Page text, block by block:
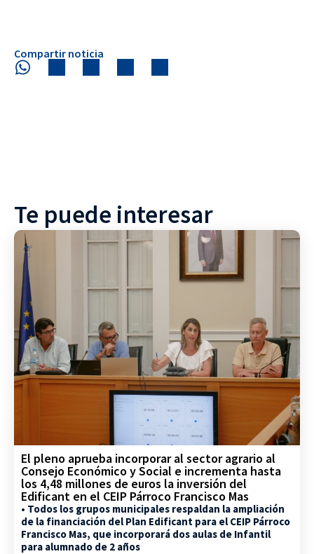
Compartir noticia
Te puede interesar
El pleno aprueba incorporar al sector agrario al
Consejo Económico y Social e incrementa hasta
los 4,48 millones de euros la inversión del
Edificant en el CEIP Párroco Francisco Mas
• Todos los grupos municipales respaldan la ampliación
de la financiación del Plan Edificant para el CEIP Párroco
Francisco Mas, que incorporará dos aulas de Infantil
para alumnado de 2 años